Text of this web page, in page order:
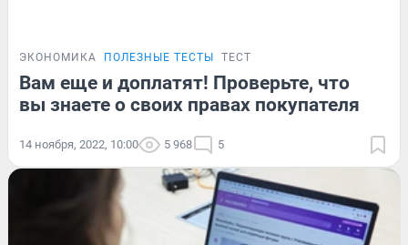
ЭКОНОМИКА ПОЛЕЗНЫЕ ТЕСТЫ ТЕСТ
Вам еще и доплатят! Проверьте, что
вы знаете о своих правах покупателя
14 ноября, 2022, 10:00 5 968 5